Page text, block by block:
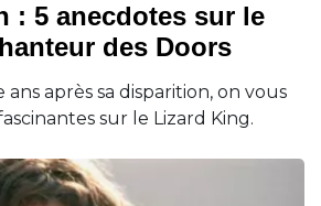
: 5 anecdotes sur le
des Doors
après sa disparition, on vous
sur le Lizard King.